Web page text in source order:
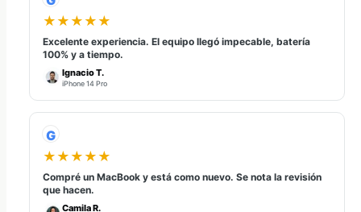
★★★★★
Excelente experiencia. El equipo llegó impecable, batería
100% y a tiempo.
Ignacio T.
iPhone 14 Pro
G
★★★★★
Compré un MacBook y está como nuevo. Se nota la revisión
que hacen.
Camila R.